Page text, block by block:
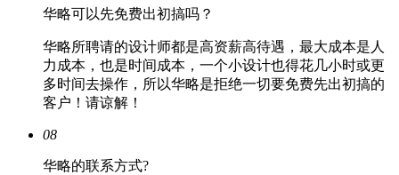
华略可以先免费出初搞吗？
华略所聘请的设计师都是高资薪高待遇，最大成本是人
力成本，也是时间成本，一个小设计也得花几小时或更
多时间去操作，所以华略是拒绝一切要免费先出初搞的
客户！请谅解！
08
华略的联系方式?